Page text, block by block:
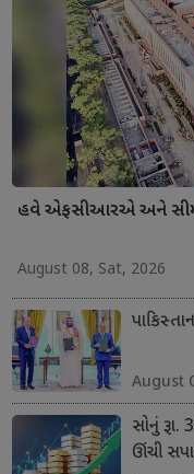
હવે એફસીઆરએ અને
August 08, Sat, 2026
August
સોનું રૂા.
ઊંચી